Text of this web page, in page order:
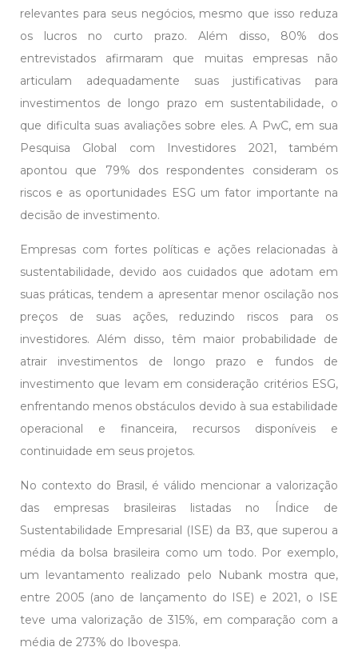
relevantes para seus negócios, mesmo que isso reduza
os lucros no curto prazo. Além disso, 80% dos
entrevistados afirmaram que muitas empresas não
articulam adequadamente suas justificativas para
investimentos de longo prazo em sustentabilidade, o
que dificulta suas avaliações sobre eles. A PwC, em sua
Pesquisa Global com Investidores 2021, também
apontou que 79% dos respondentes consideram os
riscos e as oportunidades ESG um fator importante na
decisão de investimento.
Empresas com fortes políticas e ações relacionadas à
sustentabilidade, devido aos cuidados que adotam em
suas práticas, tendem a apresentar menor oscilação nos
preços de suas ações, reduzindo riscos para os
investidores. Além disso, têm maior probabilidade de
atrair investimentos de longo prazo e fundos de
investimento que levam em consideração critérios ESG,
enfrentando menos obstáculos devido à sua estabilidade
operacional e financeira, recursos disponíveis e
continuidade em seus projetos.
No contexto do Brasil, é válido mencionar a valorização
das empresas brasileiras listadas no Índice de
Sustentabilidade Empresarial (ISE) da B3, que superou a
média da bolsa brasileira como um todo. Por exemplo,
um levantamento realizado pelo Nubank mostra que,
entre 2005 (ano de lançamento do ISE) e 2021, o ISE
teve uma valorização de 315%, em comparação com a
média de 273% do Ibovespa.